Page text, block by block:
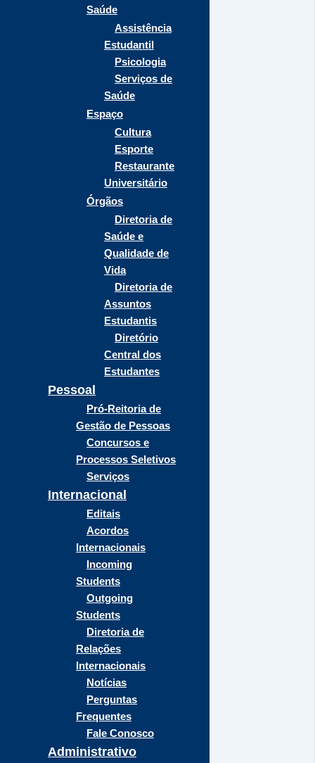
Saúde
Assistência
Estudantil
Psicologia
Serviços de
Saúde
Espaço
Cultura
Esporte
Restaurante
Universitário
Órgãos
Diretoria de
Saúde e
Qualidade de
Vida
Diretoria de
Assuntos
Estudantis
Diretório
Central dos
Estudantes
Pessoal
Pró-Reitoria de
Gestão de Pessoas
Concursos e
Processos Seletivos
Serviços
Internacional
Editais
Acordos
Internacionais
Incoming
Students
Outgoing
Students
Diretoria de
Relações
Internacionais
Notícias
Perguntas
Frequentes
Fale Conosco
Administrativo